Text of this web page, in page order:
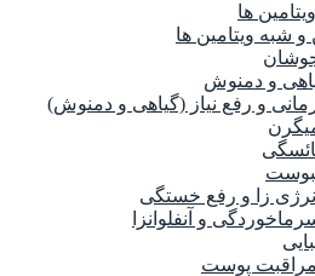
ها
و شبه ویتامین ها
و دمنوش
و رفع نیاز (گیاهی و دمنوش)
انرژی زا و رفع خستگی
و آنفلوانزا
پوست